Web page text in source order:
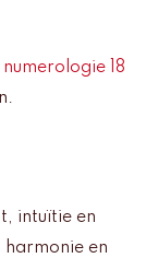
numerologie 18
intuïtie en
en